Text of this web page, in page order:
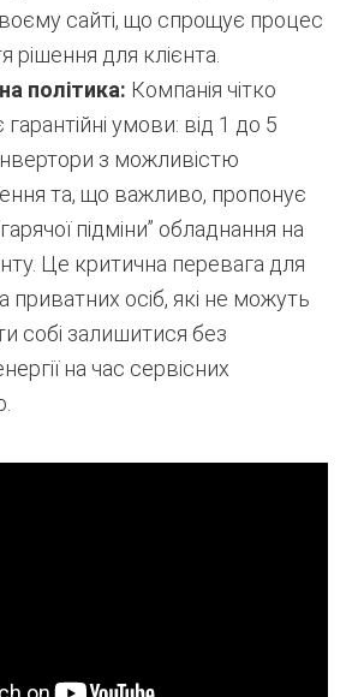
сайті, що спрощує процес
рішення для клієнта.
політика: Компанія чітко
умови: від 1 до 5
з можливістю
та, що важливо, пропонує
підміни” обладнання на
Це критична перевага для
приватних осіб, які не можуть
собі залишитися без
на час сервісних